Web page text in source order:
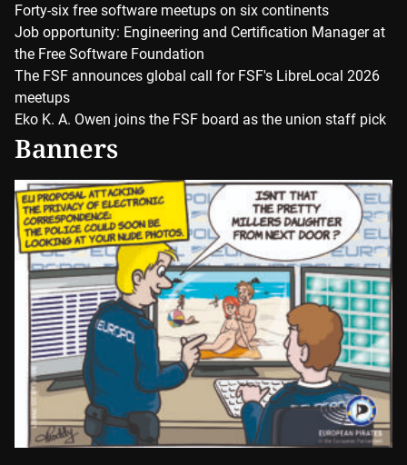
Forty-six free software meetups on six continents
Job opportunity: Engineering and Certification Manager at
the Free Software Foundation
The FSF announces global call for FSF's LibreLocal 2026
meetups
Eko K. A. Owen joins the FSF board as the union staff pick
Banners